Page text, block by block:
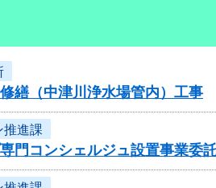
繕（中津川浄水場管内）工事
推進課
門コンシェルジュ設置事業委